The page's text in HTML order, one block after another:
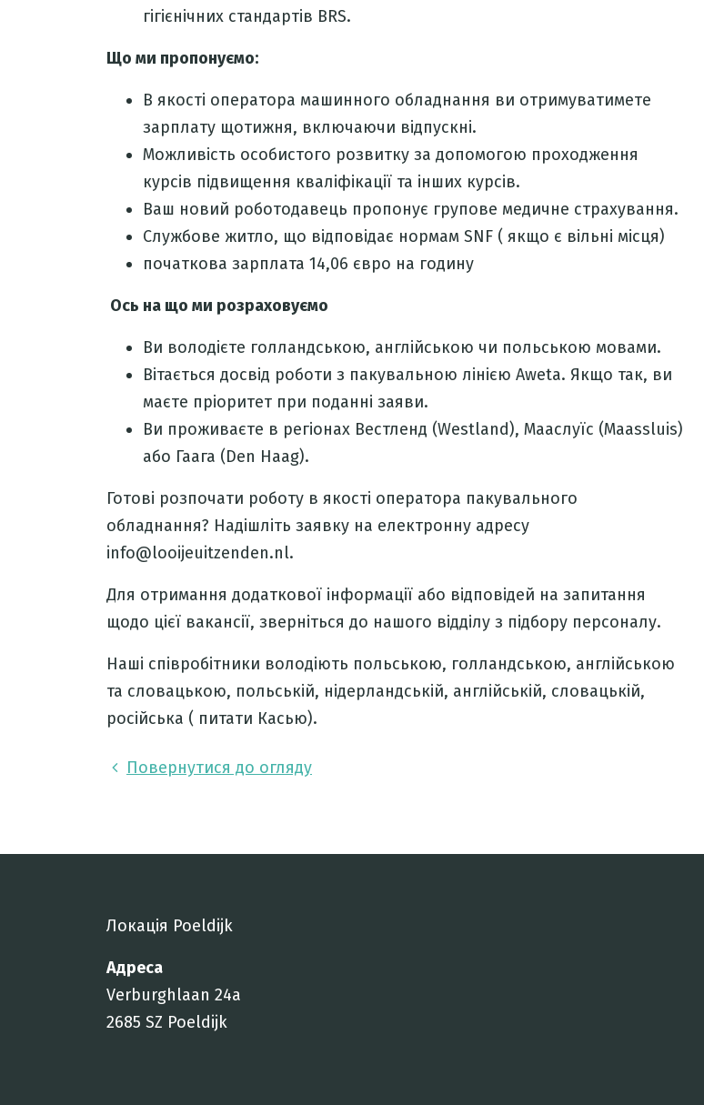
гігієнічних стандартів BRS.
Що ми пропонуємо:
В якості оператора машинного обладнання ви отримуватимете
зарплату щотижня, включаючи відпускні.
Можливість особистого розвитку за допомогою проходження
курсів підвищення кваліфікації та інших курсів.
Ваш новий роботодавець пропонує групове медичне страхування.
Службове житло, що відповідає нормам SNF ( якщо є вільні місця)
початкова зарплата 14,06 євро на годину
Ось на що ми розраховуємо
Ви володієте голландською, англійською чи польською мовами.
Вітається досвід роботи з пакувальною лінією Aweta. Якщо так, ви
маєте пріоритет при поданні заяви.
Ви проживаєте в регіонах Вестленд (Westland), Мааслуїс (Maassluis)
або Гаага (Den Haag).
Готові розпочати роботу в якості оператора пакувального
обладнання? Надішліть заявку на електронну адресу
info@looijeuitzenden.nl.
Для отримання додаткової інформації або відповідей на запитання
щодо цієї вакансії, зверніться до нашого відділу з підбору персоналу.
Наші співробітники володіють польською, голландською, англійською
та словацькою, польській, нідерландській, англійській, словацькій,
pосійська ( питати Касью).
Повернутися до огляду
Локація Poeldijk
Адреса
Verburghlaan 24a
2685 SZ Poeldijk